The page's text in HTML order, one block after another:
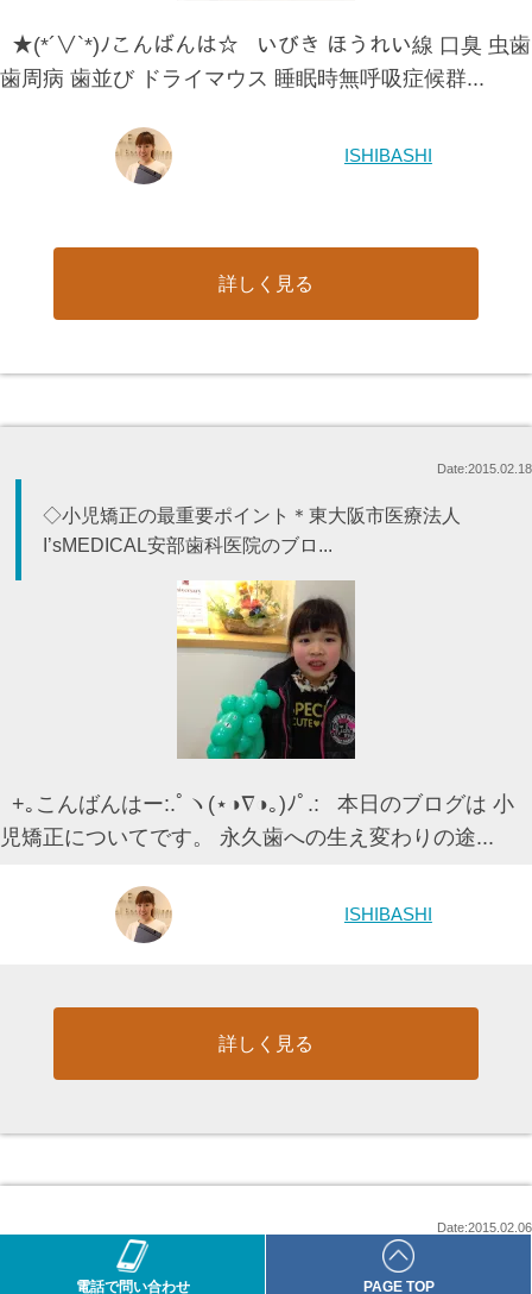
★(*´∨`*)ﾉこんばんは☆ いびき ほうれい線 口臭 虫歯
歯周病 歯並び ドライマウス 睡眠時無呼吸症候群...
ISHIBASHI
詳しく見る
Date:2015.02.18
◇小児矯正の最重要ポイント＊東大阪市医療法人
I’sMEDICAL安部歯科医院のブロ...
+｡こんばんはー:.ﾟヽ(⋆◑∇◑｡)ﾉﾟ.: 本日のブログは 小
児矯正についてです。 永久歯への生え変わりの途...
ISHIBASHI
詳しく見る
Date:2015.02.06
◇こども歯ならび矯正法＊東大阪市医療法人
電話で問い合わせ PAGE TOP